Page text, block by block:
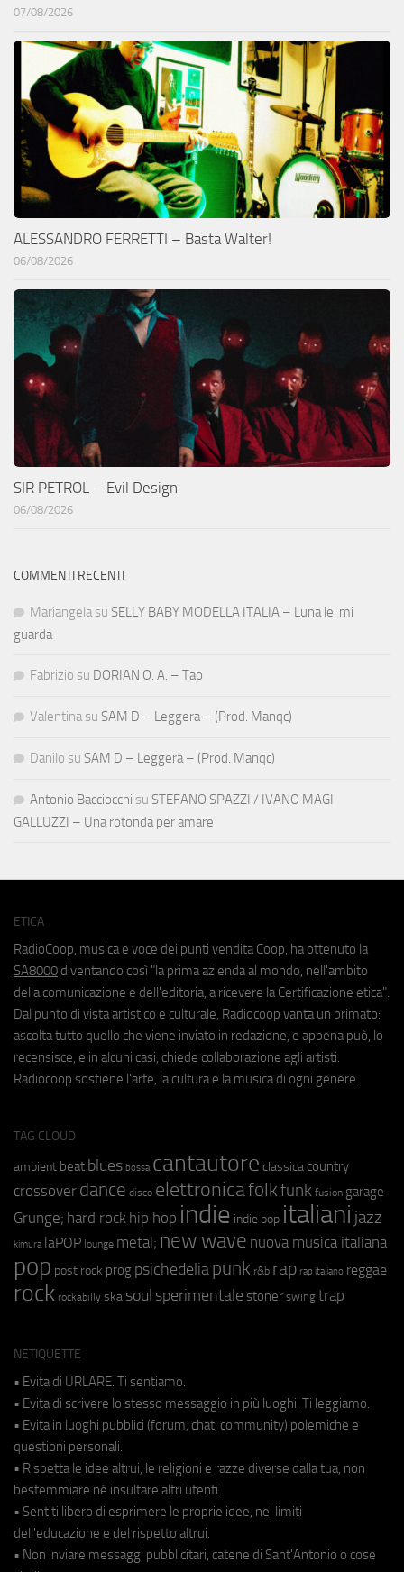
07/08/2026
ALESSANDRO FERRETTI – Basta Walter!
06/08/2026
SIR PETROL – Evil Design
06/08/2026
COMMENTI RECENTI
Mariangela su SELLY BABY MODELLA ITALIA – Luna lei mi
guarda
Fabrizio su DORIAN O. A. – Tao
Valentina su SAM D – Leggera – (Prod. Manqc)
Danilo su SAM D – Leggera – (Prod. Manqc)
Antonio Bacciocchi su STEFANO SPAZZI / IVANO MAGI
GALLUZZI – Una rotonda per amare
ETICA
RadioCoop, musica e voce dei punti vendita Coop, ha ottenuto la
SA8000 diventando così "la prima azienda al mondo, nell'ambito
della comunicazione e dell'editoria, a ricevere la Certificazione etica".
Dal punto di vista artistico e culturale, Radiocoop vanta un primato:
ascolta tutto quello che viene inviato in redazione, e appena può, lo
recensisce, e in alcuni casi, chiede collaborazione agli artisti.
Radiocoop sostiene l'arte, la cultura e la musica di ogni genere.
TAG CLOUD
ambient beat blues bossa cantautore classica country
crossover dance disco elettronicafolkfunk fusion garage
Grunge; hard rock hip hop indie indie pop italiani jazz
kimura laPOP lounge metal; new wave nuova musica italiana
pop post rock prog psichedeliapunk r&b rap rap italiano reggae
rock rockabilly ska soul sperimentale stoner swing trap
NETIQUETTE
• Evita di URLARE. Ti sentiamo.
• Evita di scrivere lo stesso messaggio in più luoghi. Ti leggiamo.
• Evita in luoghi pubblici (forum, chat, community) polemiche e
questioni personali.
• Rispetta le idee altrui, le religioni e razze diverse dalla tua, non
bestemmiare né insultare altri utenti.
• Sentiti libero di esprimere le proprie idee, nei limiti
dell'educazione e del rispetto altrui.
• Non inviare messaggi pubblicitari, catene di Sant'Antonio o cose